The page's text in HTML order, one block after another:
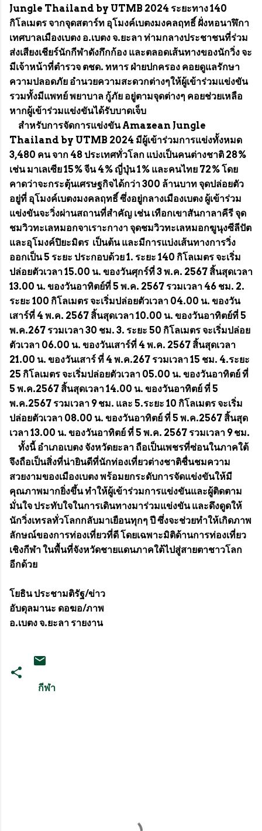
Jungle Thailand by UTMB 2024 ระยะทาง 140
กิโลเมตร จากจุดสตาร์ท อุโมงค์เบตงมงคลฤทธิ์ ฝั่งหอนาฬิกา
เทศบาลเมืองเบตง อ.เบตง จ.ยะลา ท่ามกลางประชาชนที่ร่วม
ส่งเสียงเชียร์นักกีฬาดังกึกก้อง และตลอดเส้นทางของนักวิ่ง จะ
มีเจ้าหน้าที่ตำรวจ ตชด. ทหาร ฝ่ายปกครอง คอยดูแลรักษา
ความปลอดภัย อำนวยความสะดวกต่างๆให้ผู้เข้าร่วมแข่งขัน
รวมทั้งมีแพทย์ พยาบาล กู้ภัย อยู่ตามจุดต่างๆ คอยช่วยเหลือ
หากผู้เข้าร่วมแข่งขันได้รับบาดเจ็บ
สำหรับการจัดการแข่งขัน Amazean Jungle
Thailand by UTMB 2024 มีผู้เข้าร่วมการแข่งทั้งหมด
3,480 คน จาก 48 ประเทศทั่วโลก แบ่งเป็นคนต่างชาติ 28%
เช่น มาเลเซีย 15% จีน 4% ญี่ปุ่น 1% และคนไทย 72% โดย
คาดว่าจะกระตุ้นเศรษฐกิจได้กว่า 300 ล้านบาท จุดปล่อยตัว
อยู่ที่ อุโมงค์เบตงมงคลฤทธิ์ ซึ่งอยู่กลางเมืองเบตง ผู้เข้าร่วม
แข่งขันจะวิ่งผ่านสถานที่สำคัญ เช่น เทือกเขาสันกาลาคีรี จุด
ชมวิวทะเลหมอกจาเราะกางา จุดชมวิวทะเลหมอกฆูนุงซีลีปัต
และอุโมงค์ปิยะมิตร เป็นต้น และมีการแบ่งเส้นทางการวิ่ง
ออกเป็น 5 ระยะ ประกอบด้วย 1. ระยะ 140 กิโลเมตร จะเริ่ม
ปล่อยตัวเวลา 15.00 น. ของวันศุกร์ที่ 3 พ.ค. 2567 สิ้นสุดเวลา
13.00 น. ของวันอาทิตย์ที่ 5 พ.ค. 2567 รวมเวลา 46 ชม. 2.
ระยะ 100 กิโลเมตร จะเริ่มปล่อยตัวเวลา 04.00 น. ของวัน
เสาร์ที่ 4 พ.ค. 2567 สิ้นสุดเวลา 10.00 น. ของวันอาทิตย์ที่ 5
พ.ค.267 รวมเวลา 30 ชม. 3. ระยะ 50 กิโลเมตร จะเริ่มปล่อย
ตัวเวลา 06.00 น. ของวันเสาร์ที่ 4 พ.ค. 2567 สิ้นสุดเวลา
21.00 น. ของวันเสาร์ ที่ 4 พ.ค.267 รวมเวลา 15 ชม. 4.ระยะ
25 กิโลเมตร จะเริ่มปล่อยตัวเวลา 05.00 น. ของวันอาทิตย์ ที่
5 พ.ค.2567 สิ้นสุดเวลา 14.00 น. ของวันอาทิตย์ ที่ 5
พ.ค.2567 รวมเวลา 9 ชม. และ 5.ระยะ 10 กิโลเมตร จะเริ่ม
ปล่อยตัวเวลา 08.00 น. ของวันอาทิตย์ ที่ 5 พ.ค.2567 สิ้นสุด
เวลา 13.00 น. ของวันอาทิตย์ ที่ 5 พ.ค. 2567 รวมเวลา 9 ชม.
ทั้งนี้ อำเภอเบตง จังหวัดยะลา ถือเป็นเพชรที่ซ่อนในภาคใต้
จึงถือเป็นสิ่งที่น่ายินดีที่นักท่องเที่ยวต่างชาติชื่นชมความ
สวยงามของเมืองเบตง พร้อมยกระดับการจัดแข่งขันให้มี
คุณภาพมากยิ่งขึ้น ทำให้ผู้เข้าร่วมการแข่งขันและผู้ติดตาม
มั่นใจ ประทับใจในการเดินทางมาร่วมแข่งขัน และดึงดูดให้
นักวิ่งเทรลทั่วโลกกลับมาเยือนทุกๆ ปี ซึ่งจะช่วยทำให้เกิดภาพ
ลักษณ์ของการท่องเที่ยวที่ดี โดยเฉพาะมิติด้านการท่องเที่ยว
เชิงกีฬา ในพื้นที่จังหวัดชายแดนภาคใต้ไปสู่สายตาชาวโลก
อีกด้วย
โยธิน ประชามติรัฐ/ข่าว
อับดุลมานะ ดอฆอ/ภาพ
อ.เบตง จ.ยะลา รายงาน
กีฬา